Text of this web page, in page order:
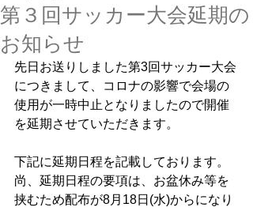
第３回サッカー大会延期の
お知らせ
先日お送りしました第3回サッカー大会
につきまして、コロナの影響で会場の
使用が一時中止となりましたので開催
を延期させていただきます。
下記に延期日程を記載しております。
尚、延期日程の要項は、お盆休み等を
挟むため配布が8月18日(水)からになり